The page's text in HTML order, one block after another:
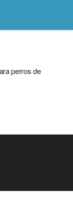
perros de